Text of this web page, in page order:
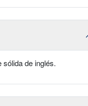
de inglés.